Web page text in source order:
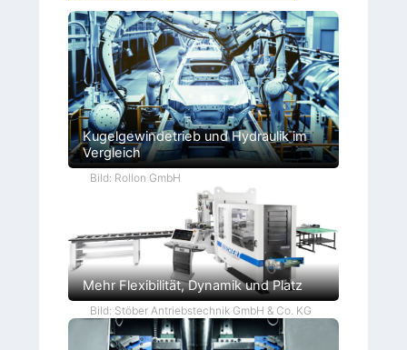
Kugelgewindetrieb und Hydraulik im
Vergleich
Bild: Rollon GmbH
Mehr Flexibilität, Dynamik und Platz
Bild: Stöber Antriebstechnik GmbH & Co. KG